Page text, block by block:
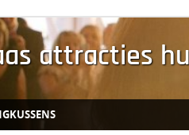
attracties